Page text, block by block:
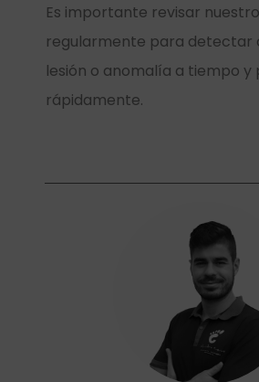
Es importante revisar
regularmente para detectar
lesión o anomalía a tiempo
rápidamente.